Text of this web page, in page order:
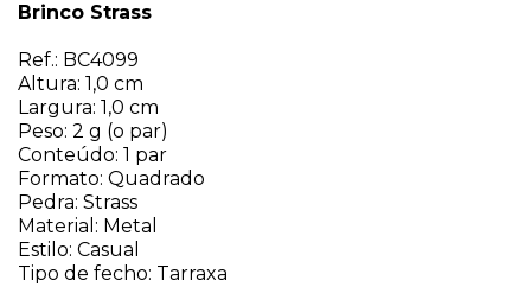
Brinco Strass
Ref.: BC4099
Altura: 1,0 cm
Largura: 1,0 cm
Peso: 2 g (o par)
Conteúdo: 1 par
Formato: Quadrado
Pedra: Strass
Material: Metal
Estilo: Casual
Tipo de fecho: Tarraxa